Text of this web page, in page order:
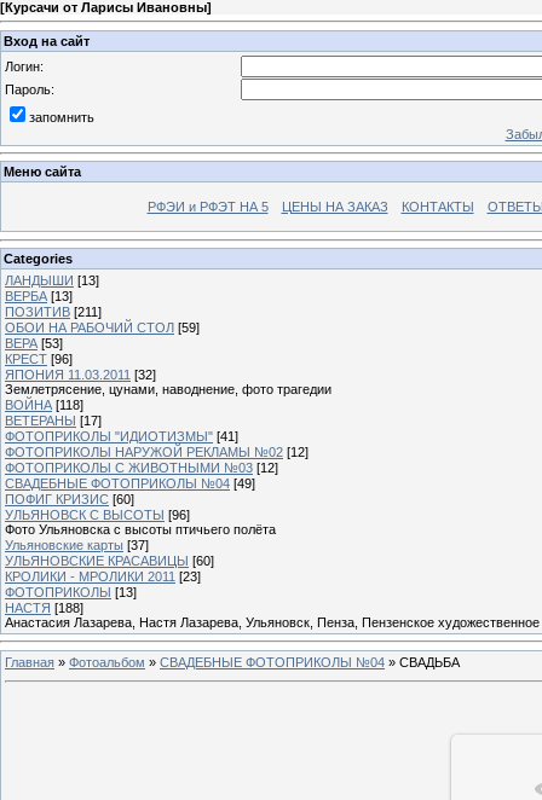
[Курсачи от Ларисы Ивановны]
Вход на сайт
Логин:
Пароль:
запомнить
Меню сайта
РФЭИ и РФЭТ НА 5 ЦЕНЫ НА ЗАКАЗ КОНТАКТЫ
Categories
ЛАНДЫШИ [13]
ВЕРБА [13]
ПОЗИТИВ [211]
ОБОИ НА РАБОЧИЙ СТОЛ [59]
ВЕРА [53]
КРЕСТ [96]
ЯПОНИЯ 11.03.2011 [32]
Землетрясение, цунами, наводнение, фото трагедии
ВОЙНА [118]
ВЕТЕРАНЫ [17]
ФОТОПРИКОЛЫ "ИДИОТИЗМЫ" [41]
ФОТОПРИКОЛЫ НАРУЖОЙ РЕКЛАМЫ №02 [12]
ФОТОПРИКОЛЫ С ЖИВОТНЫМИ №03 [12]
СВАДЕБНЫЕ ФОТОПРИКОЛЫ №04 [49]
ПОФИГ КРИЗИС [60]
УЛЬЯНОВСК С ВЫСОТЫ [96]
Фото Ульяновска с высоты птичьего полёта
Ульяновские карты [37]
УЛЬЯНОВСКИЕ КРАСАВИЦЫ [60]
КРОЛИКИ - МРОЛИКИ 2011 [23]
ФОТОПРИКОЛЫ [13]
НАСТЯ [188]
Анастасия Лазарева, Настя Лазарева, Ульяновск, Пенза, Пензенское
Главная » Фотоальбом » СВАДЕБНЫЕ ФОТОПРИКОЛЫ №04 » СВАДЬБА